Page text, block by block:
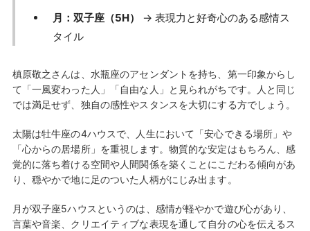
月：双子座（5H）
→ 表現力と好奇心のある感情ス
タイル
槙原敬之さんは、水瓶座のアセンダントを持ち、第一印象からし
て「一風変わった人」「自由な人」と見られがちです。人と同じ
では満足せず、独自の感性やスタンスを大切にする方でしょう。
太陽は牡牛座の4ハウスで、人生において「安心できる場所」や
「心からの居場所」を重視します。物質的な安定はもちろん、感
覚的に落ち着ける空間や人間関係を築くことにこだわる傾向があ
り、穏やかで地に足のついた人柄がにじみ出ます。
月が双子座5ハウスというのは、感情が軽やかで遊び心があり、
言葉や音楽、クリエイティブな表現を通して自分の心を伝えるス